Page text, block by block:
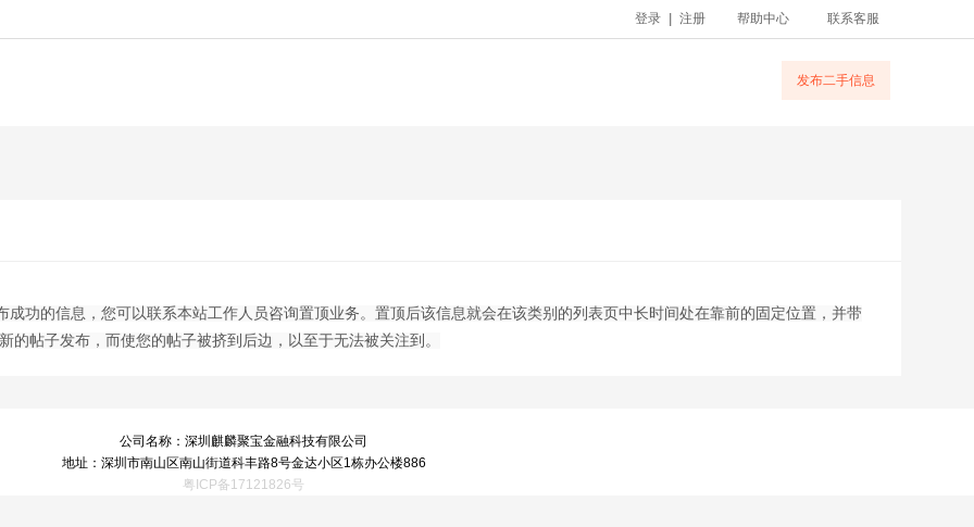
登录 注册 帮助中心 联系客服
发布二手信息
功的信息，您可以联系本站工作人员咨询置顶业务。置顶后该信息就会在该类别的列表页中长时间处在靠前的固定位置，并带
帖子发布，而使您的帖子被挤到后边，以至于无法被关注到。
公司名称：深圳麒麟聚宝金融科技有限公司
地址：深圳市南山区南山街道科丰路8号金达小区1栋办公楼886
粤ICP备17121826号